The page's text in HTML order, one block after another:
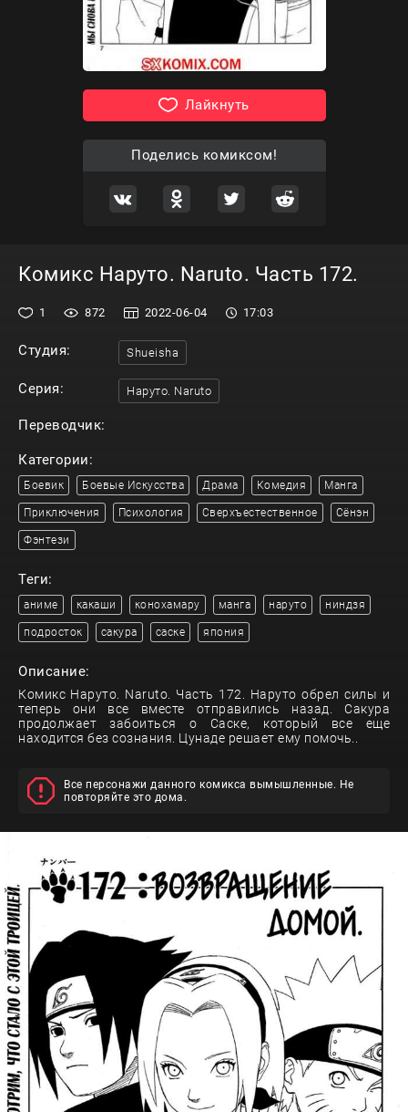
Лайкнуть
Поделись комиксом!
Комикс Наруто. Naruto. Часть 172.
1 872 2022-06-04 17:03
Студия: Shueisha
Серия: Наруто. Naruto
Переводчик:
Категории:
Боевик Боевые Искусства Драма Комедия Манга
Приключения Психология Сверхъестественное Сёнэн
Фэнтези
Теги:
аниме какаши конохамару манга наруто ниндзя
подросток сакура саске япония
Описание:
Комикс Наруто. Naruto. Часть 172. Наруто обрел силы и
теперь они все вместе отправились назад. Сакура
продолжает забоиться о Саске, который все еще
находится без сознания. Цунаде решает ему помочь..
Все персонажи данного комикса вымышленные. Не
повторяйте это дома.